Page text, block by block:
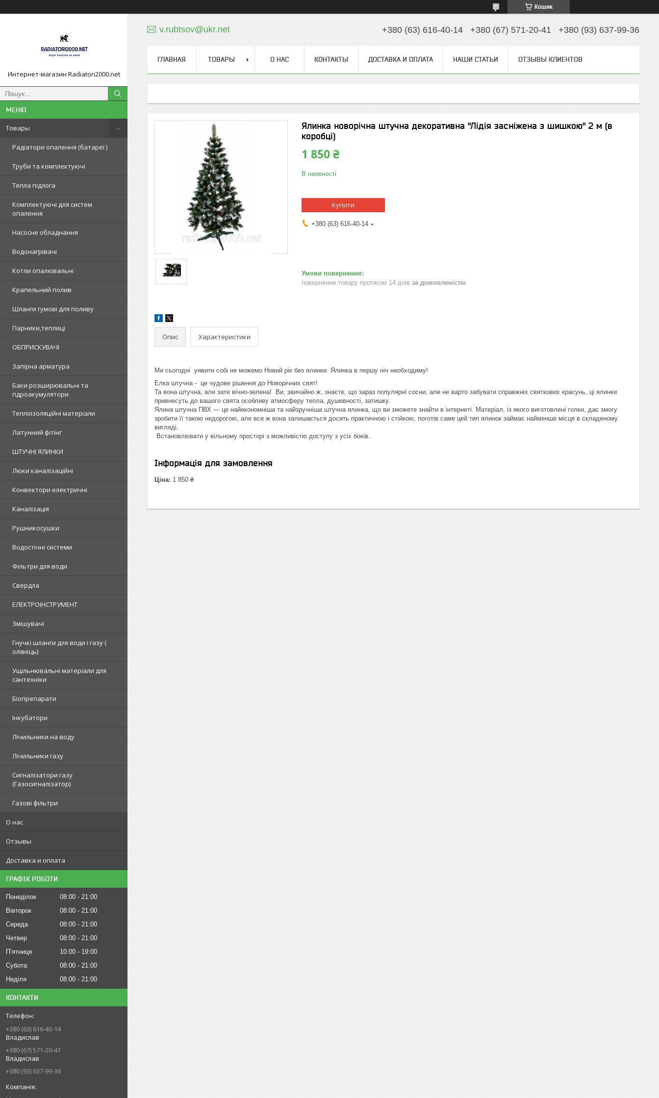
Кошик
Интернет-магазин Radiatori2000.net
Товары
Радіатори опалення (батареї )
Труби та комплектуючі
Тепла підлога
Комплектуючі для систем
опалення
Насосне обладнання
Водонагрівачі
Котли опалювальні
Крапельний полив
Шланги гумові для поливу
Парники,теплиці
ОБПРИСКУВАЧІ
Запірна арматура
Баки розширювальні та
гідроакумулятори
Теплоізоляційні матеріали
Латунний фітінг
ШТУЧНІ ЯЛИНКИ
Люки каналізаційні
Конвектори електричні
Каналізація
Рушникосушки
Водостічні системи
Фільтри для води
Свердла
ЕЛЕКТРОІНСТРУМЕНТ
Змішувачі
Гнучкі шланги для води і газу (
олівець)
Ущільнювальні матеріали для
сантехніки
Біопрепарати
Інкубатори
Лічильники на воду
Лічильники газу
Сигналізатори газу
(Газосигналізатор)
Газові фільтри
О нас
Отзывы
Доставка и оплата
ГРАФІК РОБОТИ
Понеділок 08:00
21:00
Вівторок
08:00
21:00
Середа
08:00
21:00
Четвер
08:00
21:00
Пʼятниця
10:00
19:00
Субота
08:00
21:00
Неділя
08:00 21:00
КОНТАКТИ
+380 (63) 616-40-14
Владислав
+380 (67) 571-20-41
Владислав
+380 (93) 637-99-36
v.rubtsov@ukr.net +380 (63) 616-40-14 +380 (67) 571-20-41 +380 (93) 637-99-36
ГЛАВНАЯ ТОВАРЫ О НАС КОНТАКТЫ ДОСТАВКА И ОПЛАТА НАШИ СТАТЬИ ОТЗЫВЫ КЛИЕНТОВ
Ялинка новорічна штучна декоративна "Лідія засніжена з шишкою" 2 м (в
коробці)
1 850 ₴
В наявності
Купити
+380 (63) 616-40-14
повернення товару протягом 14 днів за домовленістю
Опис Характеристики
Ми сьогодні уявити собі не можемо Новий рік без ялинки. Ялинка в першу ніч нeoбхoдиму!
Елка штучна - це чудове рішення до Новорічних свят!
Та вона штучна, але зате вічно-зелена! Ви, звичайно ж, знаєте, що зараз популярні сосни, але не варто забувати справжніх святкових красунь, ці ялинки
привнесуть до вашого свята особливу атмосферу тепла, душевності, затишку.
Ялина штучна ПВХ — це найекономніша та найзручніша штучна ялинка, що ви зможете знайти в інтернеті. Матеріал, із якого виготовлені голки, дає змогу
зробити її такою недорогою, але все ж вона залишається досить практичною і стійкою, поготів саме цей тип ялинок займає найменше місця в складеному
вигляді.
Встановлювати у вільному просторі з можливістю доступу з усіх боків.
Інформація для замовлення
Ціна: 1 850 ₴